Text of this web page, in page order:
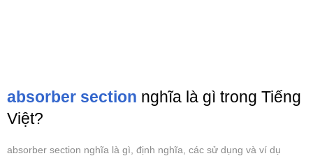
absorber section nghĩa là gì trong Tiếng
Việt?
absorber section nghĩa là gì, định nghĩa, các sử dụng và ví dụ